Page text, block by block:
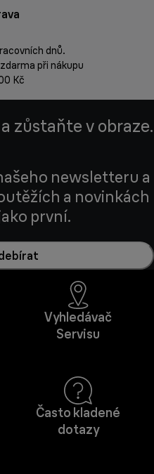
dnů.
při nákupu
Kč
zůstaňte v obraze.
newsletteru a
a novinkách
první.
Vyhledávač
Servisu
Často kladené
dotazy